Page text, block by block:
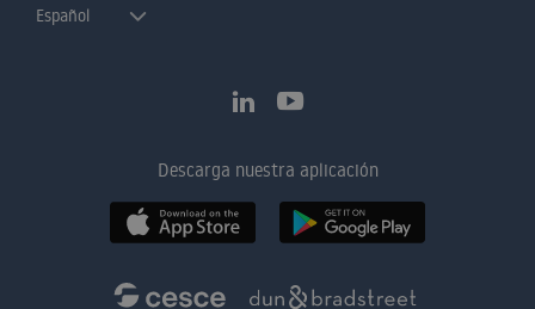
Español
Descarga nuestra aplicación